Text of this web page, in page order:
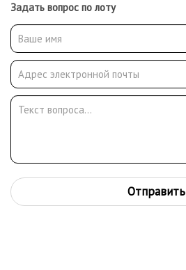
Задать вопрос по лоту
Отправить